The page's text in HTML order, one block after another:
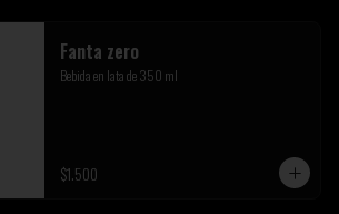
Fanta zero
Bebida en lata de 350 ml
$1.500